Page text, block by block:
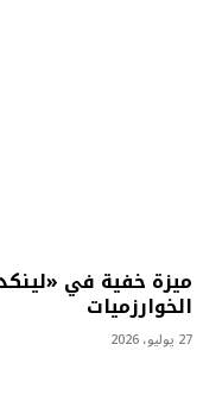
ميزة خفية في
الخوارزميات
27 يوليو، 2026